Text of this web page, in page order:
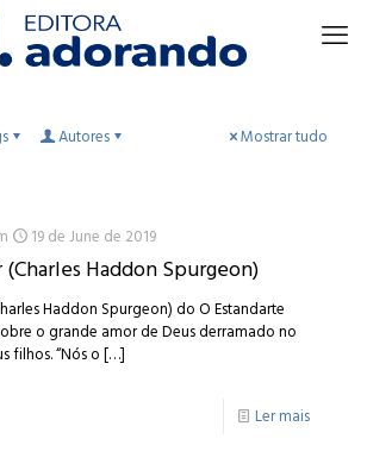
Autores Mostrar tudo
19 de June de 2019
Haddon Spurgeon)
Haddon Spurgeon) do O Estandarte
o grande amor de Deus derramado no
filhos. “Nós o[…]
Ler mais